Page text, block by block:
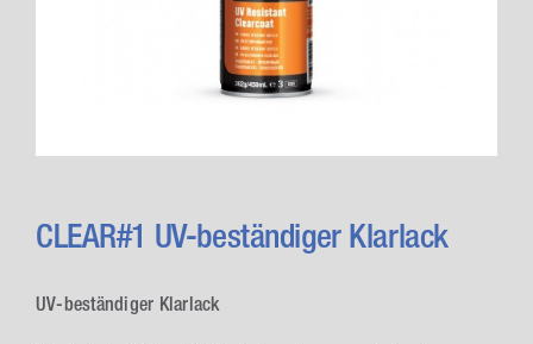
CLEAR#1 UV-beständiger Klarlack
UV-beständiger Klarlack